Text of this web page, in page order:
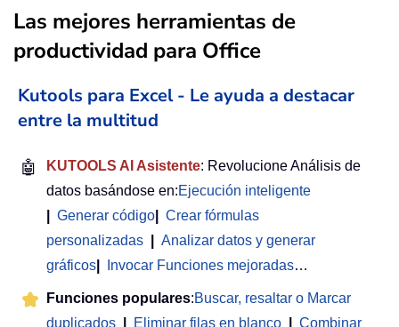
Las mejores herramientas de
productividad para Office
Kutools para Excel - Le ayuda a destacar
entre la multitud
🤖 KUTOOLS AI Asistente: Revolucione Análisis de
datos basándose en:Ejecución inteligente
Generar código
Crear fórmulas
personalizadas
Analizar datos y generar
gráficos
Invocar Funciones mejoradas…
Funciones populares:Buscar, resaltar o Marcar
duplicados
Eliminar filas en blanco
Combinar